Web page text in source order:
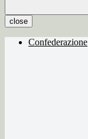
close
Confederazione